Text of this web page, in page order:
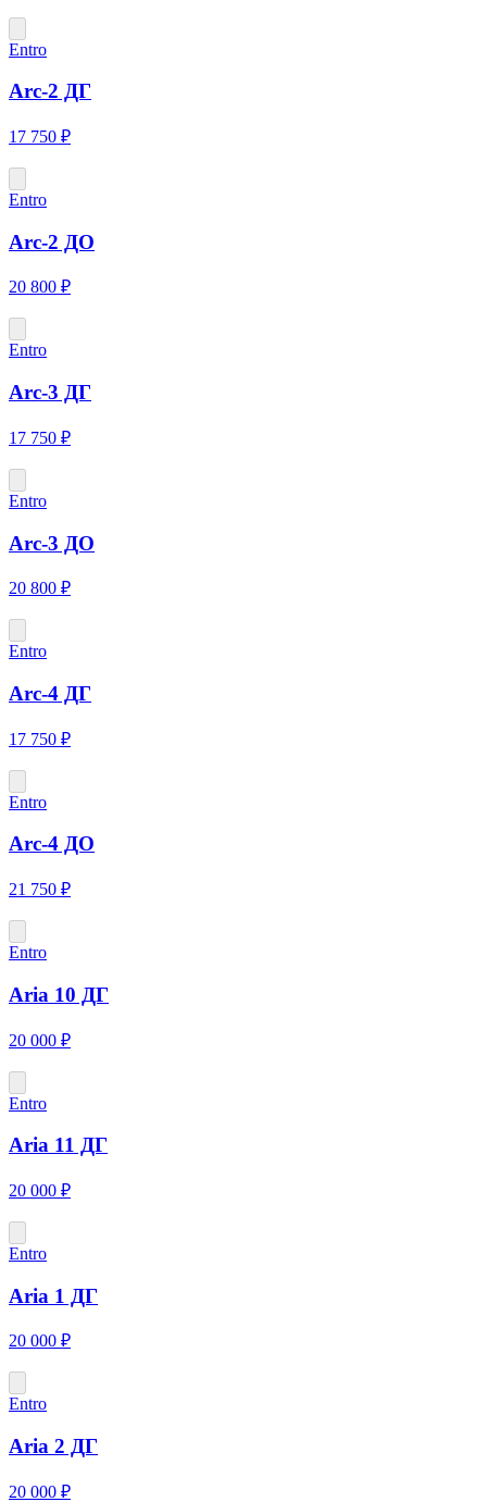
Entro
Arc-2 ДГ
17 750 ₽
Entro
Arc-2 ДО
20 800 ₽
Entro
Arc-3 ДГ
17 750 ₽
Entro
Arc-3 ДО
20 800 ₽
Entro
Arc-4 ДГ
17 750 ₽
Entro
Arc-4 ДО
21 750 ₽
Entro
Aria 10 ДГ
20 000 ₽
Entro
Aria 11 ДГ
20 000 ₽
Entro
Aria 1 ДГ
20 000 ₽
Entro
Aria 2 ДГ
20 000 ₽